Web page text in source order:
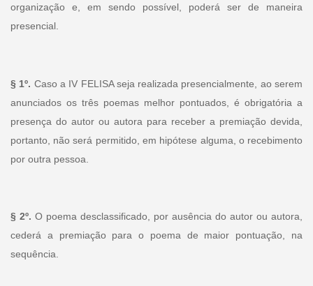
organização e, em sendo possível, poderá ser de maneira
presencial.
§ 1º. Caso a IV FELISA seja realizada presencialmente, ao serem
anunciados os três poemas melhor pontuados, é obrigatória a
presença do autor ou autora para receber a premiação devida,
portanto, não será permitido, em hipótese alguma, o recebimento
por outra pessoa.
§ 2º. O poema desclassificado, por ausência do autor ou autora,
cederá a premiação para o poema de maior pontuação, na
sequência.